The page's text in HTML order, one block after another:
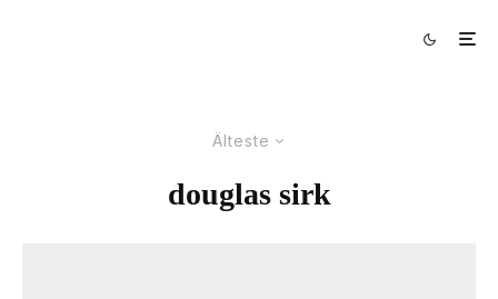
Älteste
douglas sirk